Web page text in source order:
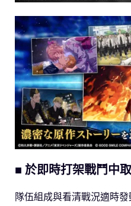
■ 於即時打架戰鬥中取
隊伍組成與看清戰況適時